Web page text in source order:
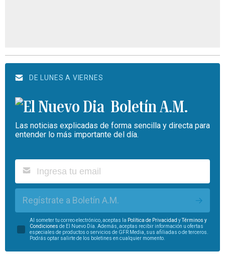
DE LUNES A VIERNES
Boletín A.M.
Las noticias explicadas de forma sencilla y directa para
entender lo más importante del día.
Regístrate a Boletín A.M.
Al someter tu correo electrónico, aceptas la Política de Privacidad yTérminos y
Condiciones de El Nuevo Día. Además, aceptas recibir información u ofertas
especiales de productos o servicios de GFR Media, sus afiliadas o de terceros.
Podrás optar salirte de los boletines en cualquier momento.